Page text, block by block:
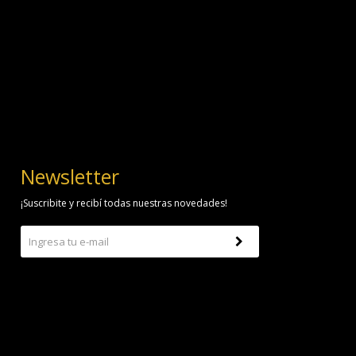
Newsletter
¡Suscribite y recibí todas nuestras novedades!